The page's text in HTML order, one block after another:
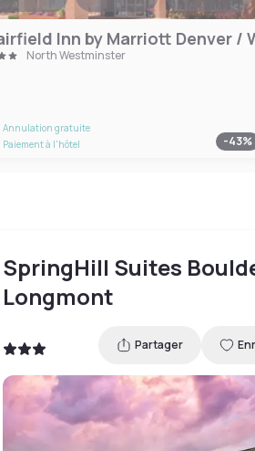
North Westminster
Annulation gratuite
Paiement à l'hôtel
-43%
SpringHill Suites
Longmont
Partager